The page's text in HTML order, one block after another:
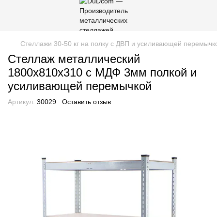
Стеллажи 30-50 кг на полку с ДВП и усиливающей
Стеллаж металлический
1800х810х310 с МДФ 3мм полкой и
усиливающей перемычкой
Артикул: 30029 Оставить отзыв